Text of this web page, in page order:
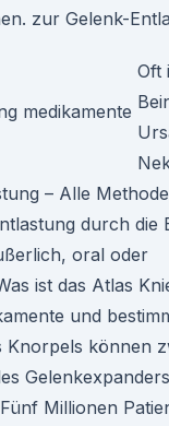
zur Gelenk-
Oft
– Alle
durch die
oral oder
ist das Atlas
und
Knorpels können
Millionen